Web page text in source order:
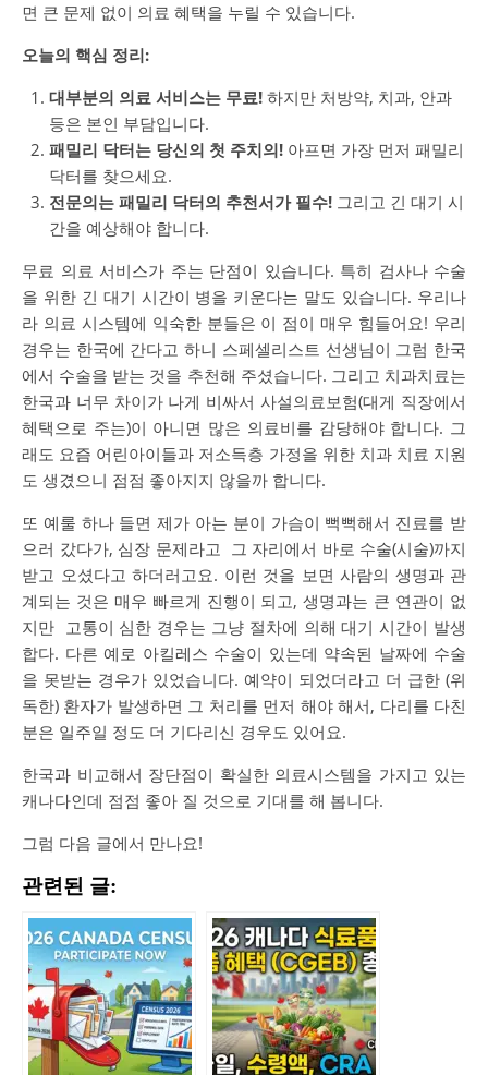
면 큰 문제 없이 의료 혜택을 누릴 수 있습니다.
오늘의 핵심 정리:
대부분의 의료 서비스는 무료! 하지만 처방약, 치과, 안과
등은 본인 부담입니다.
패밀리 닥터는 당신의 첫 주치의! 아프면 가장 먼저 패밀리
닥터를 찾으세요.
전문의는 패밀리 닥터의 추천서가 필수! 그리고 긴 대기 시
간을 예상해야 합니다.
무료 의료 서비스가 주는 단점이 있습니다. 특히 검사나 수술
을 위한 긴 대기 시간이 병을 키운다는 말도 있습니다. 우리나
라 의료 시스템에 익숙한 분들은 이 점이 매우 힘들어요! 우리
경우는 한국에 간다고 하니 스페셀리스트 선생님이 그럼 한국
에서 수술을 받는 것을 추천해 주셨습니다. 그리고 치과치료는
한국과 너무 차이가 나게 비싸서 사설의료보험(대게 직장에서
혜택으로 주는)이 아니면 많은 의료비를 감당해야 합니다. 그
래도 요즘 어린아이들과 저소득층 가정을 위한 치과 치료 지원
도 생겼으니 점점 좋아지지 않을까 합니다.
또 예룰 하나 들면 제가 아는 분이 가슴이 뻑뻑해서 진료를 받
으러 갔다가, 심장 문제라고 그 자리에서 바로 수술(시술)까지
받고 오셨다고 하더러고요. 이런 것을 보면 사람의 생명과 관
계되는 것은 매우 빠르게 진행이 되고, 생명과는 큰 연관이 없
지만 고통이 심한 경우는 그냥 절차에 의해 대기 시간이 발생
합다. 다른 예로 아킬레스 수술이 있는데 약속된 날짜에 수술
을 못받는 경우가 있었습니다. 예약이 되었더라고 더 급한 (위
독한) 환자가 발생하면 그 처리를 먼저 해야 해서, 다리를 다친
분은 일주일 정도 더 기다리신 경우도 있어요.
한국과 비교해서 장단점이 확실한 의료시스템을 가지고 있는
캐나다인데 점점 좋아 질 것으로 기대를 해 봅니다.
그럼 다음 글에서 만나요!
관련된 글: